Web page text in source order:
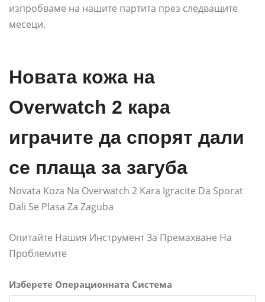
изпробваме на нашите партита през следващите
месеци.
Новата кожа на
Overwatch 2 кара
играчите да спорят дали
се плаща за загуба
Novata Koza Na Overwatch 2 Kara Igracite Da Sporat
Dali Se Plasa Za Zaguba
Опитайте Нашия Инструмент За Премахване На
Проблемите
Изберете Операционната Система